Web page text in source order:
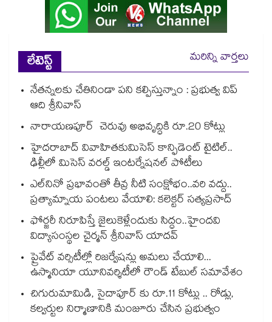
లేటెస్ట్
మరిన్ని వార్తలు
నేతన్నలకు చేతినిండా పని కల్పిస్తున్నాం : ప్రభుత్వ విప్
ఆది శ్రీనివాస్
నారాయణపూర్ చెరువు అభివృద్ధికి రూ.20 కోట్లు
హైదరాబాద్ వివాహితకుమిసెస్ కాన్ఫిడెంట్ టైటిల్..
ఢిల్లీలో మిసెస్ వరల్డ్ ఇంటర్నేషనల్ పోటీలు
ఎల్‌‌‌‌‌‌‌‌నినో ప్రభావంతో తీవ్ర నీటి సంక్షోభం..వరి వద్దు..
ప్రత్యామ్నాయ పంటలు వేయాలి: కలెక్టర్ సత్యప్రసాద్
ఫోర్జరీ నిరూపిస్తే జైలుకెళ్లేందుకు సిద్ధం..హైందవి
విద్యాసంస్థల చైర్మన్ శ్రీనివాస్ యాదవ్
ప్రైవేట్ వర్సిటీల్లో రిజర్వేషన్లు అమలు చేయాలి...
ఉస్మానియా యూనివర్శిటీలో రౌండ్ టేబుల్ సమావేశం
చిగురుమామిడి, సైదాపూర్ కు రూ.11 కోట్లు .. రోడ్లు,
కల్వర్టుల నిర్మాణానికి మంజూరు చేసిన ప్రభుత్వం